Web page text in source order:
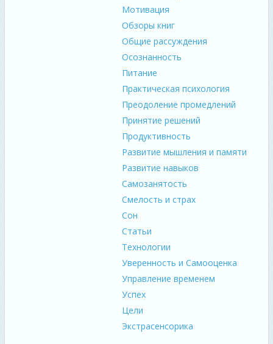
Мотивация
Обзоры книг
Общие рассуждения
Осознанность
Питание
Практическая психология
Преодоление промедлений
Принятие решений
Продуктивность
Развитие мышления и памяти
Развитие навыков
Самозанятость
Смелость и страх
Сон
Статьи
Технологии
Уверенность и Самооценка
Управление временем
Успех
Цели
Экстрасенсорика